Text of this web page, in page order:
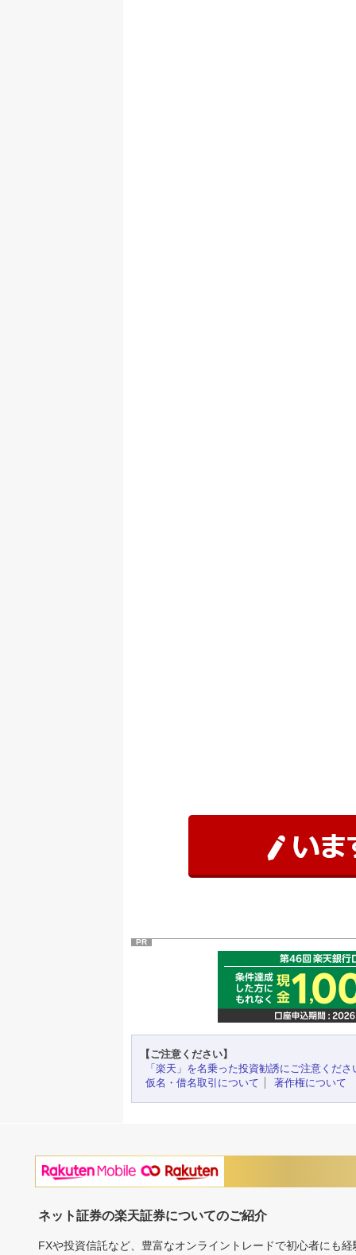
PR
【ご注意ください】
「楽天」を名乗った投資勧誘にご注意くださ
仮名・借名取引について
著作権について
ネット証券の楽天証券についてのご紹介
FXや投資信託など、豊富なオンライントレードで初心者にも